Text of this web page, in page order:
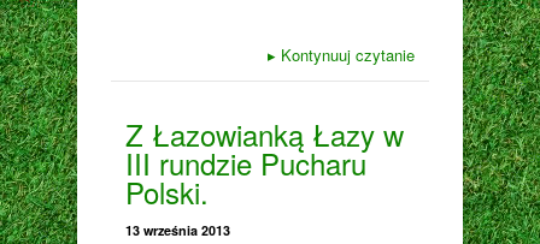
▸ Kontynuuj czytanie
Z Łazowianką Łazy w
III rundzie Pucharu
Polski.
13 września 2013